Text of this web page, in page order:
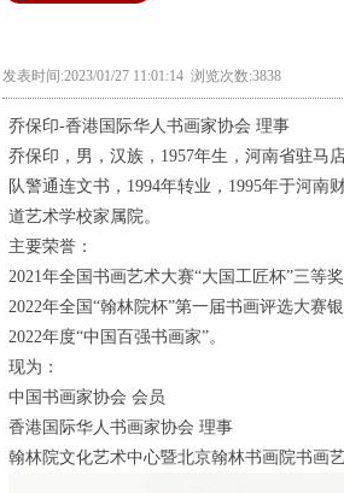
发表时间:2023/01/27 11:01:14 浏览次数:3838
乔保印-香港国际华人书画家协会 理事
乔保印，男，汉族，1957年生，河南省驻马
队警通连文书，1994年转业，1995年于河
道艺术学校家属院。
主要荣誉：
2021年全国书画艺术大赛“大国工匠杯”三等奖
2022年全国“翰林院杯”第一届书画评选大赛银
2022年度“中国百强书画家”。
现为：
中国书画家协会 会员
香港国际华人书画家协会 理事
翰林院文化艺术中心暨北京翰林书画院书画